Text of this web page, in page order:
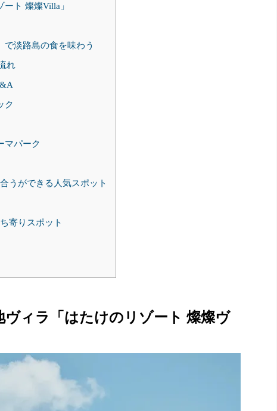
ト 燦燦Villa」
淡路島の食を味わう
れ
ク
マパーク
うができる人気スポット
寄りスポット
ィラ「はたけのリゾート 燦燦ヴ